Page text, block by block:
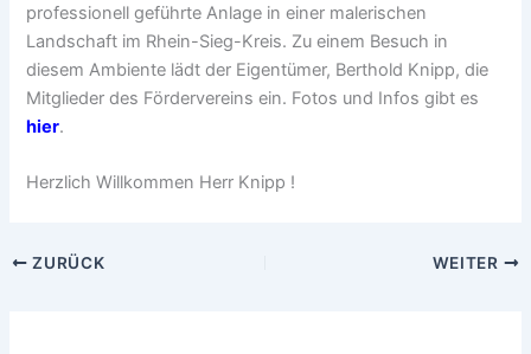
professionell geführte Anlage in einer malerischen
Landschaft im Rhein-Sieg-Kreis. Zu einem Besuch in
diesem Ambiente lädt der Eigentümer, Berthold Knipp, die
Mitglieder des Fördervereins ein. Fotos und Infos gibt es
hier.
Herzlich Willkommen Herr Knipp !
ZURÜCK WEITER